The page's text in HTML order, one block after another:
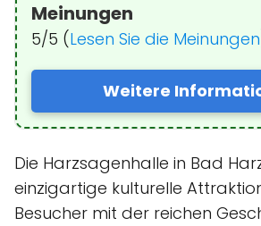
Meinungen
5/5 (Lesen Sie die Meinungen
Weitere
Die Harzsagenhalle in Bad
einzigartige kulturelle
Besucher mit der reichen